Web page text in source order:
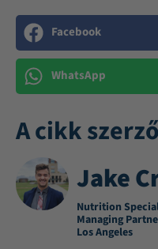
Facebook
WhatsApp
A cikk
Jake
Nutrition
Managing
Los Angeles